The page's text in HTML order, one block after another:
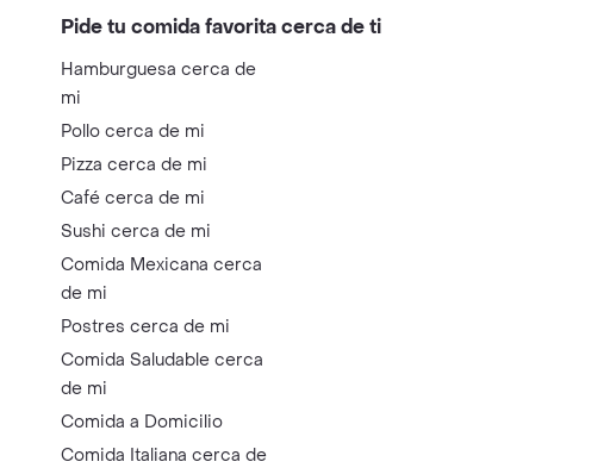
Pide tu comida favorita cerca de ti
Hamburguesa cerca de
mi
Pollo cerca de mi
Pizza cerca de mi
Café cerca de mi
Sushi cerca de mi
Comida Mexicana cerca
de mi
Postres cerca de mi
Comida Saludable cerca
de mi
Comida a Domicilio
Comida Italiana cerca de